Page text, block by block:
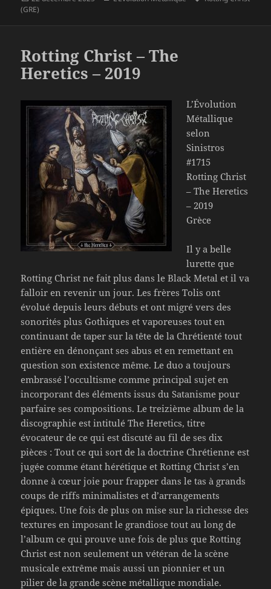
le
(GRE)
Rotting Christ – The
Heretics – 2019
L’Évolution
Métallique
selon
Sinistros
#1715
Rotting Christ
– The Heretics
– 2019
Grèce
Il y a belle
lurette que
Rotting Christ ne fait plus dans le Black Metal et il va
falloir en revenir un jour. Les frères Tolis ont
évolué depuis leurs débuts et ont migré vers des
sonorités plus Gothiques et vaporeuses tout en
continuant de taper sur la tête de la Chrétienté tout
entière en dénonçant ses abus et en remettant en
question son existence même. Le duo a toujours
embrassé l’occultisme comme principal sujet en
incorporant des éléments issus du Satanisme pour
parfaire ses compositions. Le treizième album de la
discographie est intitulé The Heretics, titre
évocateur de ce qui est discuté au fil de ses dix
pièces : Tout ce qui sort de la doctrine Chrétienne est
jugée comme étant hérétique et Rotting Christ s’en
donne à cœur joie pour frapper dans le tas à grands
coups de riffs minimalistes et d’arrangements
épiques. Une fois de plus on mise sur la richesse des
textures en imposant le grandiose tout au long de
l’album ce qui prouve une fois de plus que Rotting
Christ est non seulement un vétéran de la scène
musicale extrême mais aussi un pionnier et un
pilier de la grande scène métallique mondiale.